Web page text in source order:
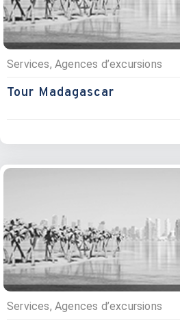
Services, Agences d’excursions
Tour Madagascar
Services, Agences d’excursions